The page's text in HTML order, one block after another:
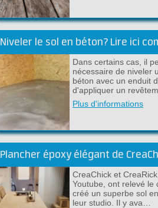
Niveler le sol en béton? Lire ici
Dans certains cas, il
nécessaire de niveler
béton avec un enduit
d'appliquer un
Plus d'informations
Plancher époxy élégant de
CreaChick et
Youtube, ont relevé le
créé un superbe sol
leur studio. Il y ava…